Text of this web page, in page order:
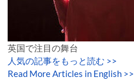
英国で注目の舞台
人気の記事をもっと読む >>
Read More Articles in English >>